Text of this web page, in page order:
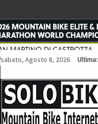
sabato, Agosto 8, 2026 Ultima: